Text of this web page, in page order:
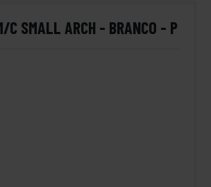
C SMALL ARCH - BRANCO - P